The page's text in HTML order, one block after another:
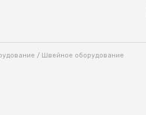
/ Швейное оборудование